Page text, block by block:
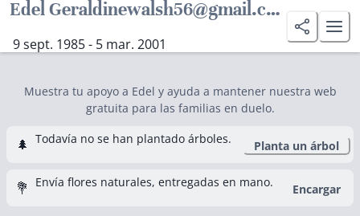
Edel Geraldinewalsh56@gmail.com Walsh
9 sept. 1985 - 5 mar. 2001
Muestra tu apoyo a Edel y ayuda a mantener nuestra web
gratuita para las familias en duelo.
🌲 Todavía no se han plantado árboles. Planta un árbol
💐 Envía flores naturales, entregadas en mano. Encargar